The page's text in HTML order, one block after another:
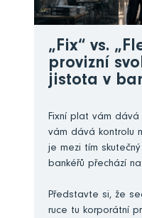
„Fix“ vs.
provizní
jistota v
Fixní plat vám dává
vám dává kontrolu
je mezi tím
bankéřů přechází
Představte si, že
ruce tu korporátní